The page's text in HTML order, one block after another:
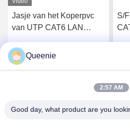
Jasje van het Koperpvc
van UTP CAT6 LAN
23AWG het Naakte
S/
Queenie
2:57 AM
Good day, what product are you